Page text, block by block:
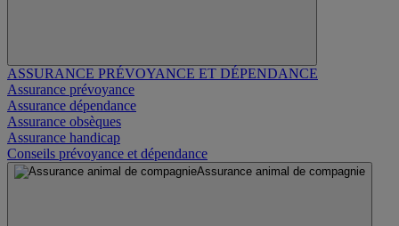
ASSURANCE PRÉVOYANCE ET DÉPENDANCE
Assurance prévoyance
Assurance dépendance
Assurance obsèques
Assurance handicap
Conseils prévoyance et dépendance
Assurance animal de compagnie